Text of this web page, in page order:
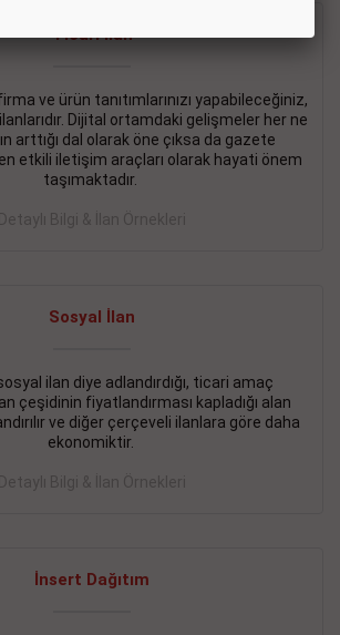
Ticari İlan
ve ürün tanıtımlarınızı yapabileceğiniz,
Dijital ortamdaki gelişmeler her ne
arttığı dal olarak öne çıksa da gazete
etkili iletişim araçları olarak hayati önem
taşımaktadır.
Detaylı Bilgi & İlan Örnekleri
Sosyal İlan
ilan diye adlandırdığı, ticari amaç
çeşidinin fiyatlandırması kapladığı alan
ve diğer çerçeveli ilanlara göre daha
ekonomiktir.
Detaylı Bilgi & İlan Örnekleri
İnsert Dağıtım
mağaza.
İlanı- 11.09.2018
kelepir 2+ 1 satılık daire
İlanı - 11.09.2018
4 katlı bina